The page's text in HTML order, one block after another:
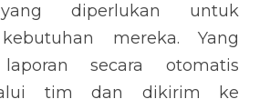
diperlukan untuk
mereka. Yang
secara otomatis
tim dan dikirim ke